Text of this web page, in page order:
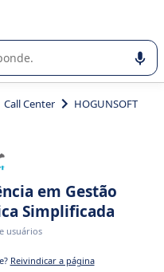
seleção de software
Call Center HOGUNSOFT
em Gestão
Simplificada
usuários
Reivindicar a página